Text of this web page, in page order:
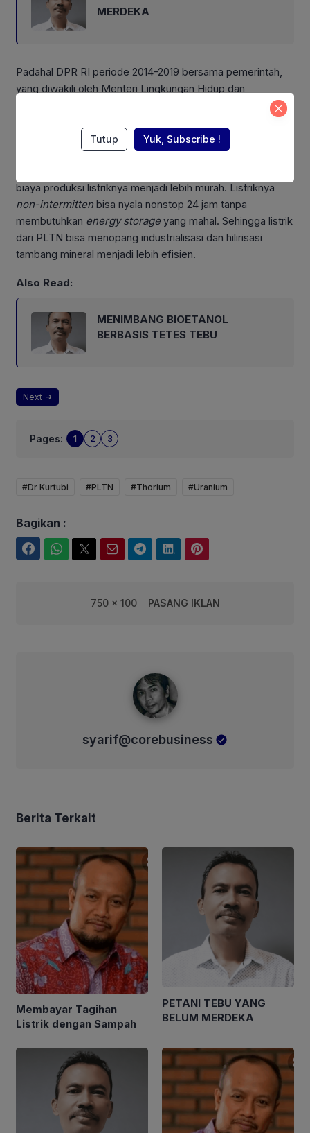
MERDEKA
Padahal DPR RI periode 2014-2019 bersama pemerintah,
yang diwakili oleh Menteri Lingkungan Hidup dan
Kehutanan Siti Nurbaya Bakar, sudah meratifikasi Paris
Agreement on Climate Change menjadi UU No.16 Tahun
biaya produksi listriknya menjadi lebih murah. Listriknya
non-intermitten bisa nyala nonstop 24 jam tanpa
membutuhkan energy storageyang mahal. Sehingga listrik
dari PLTN bisa menopang industrialisasi dan hilirisasi
tambang mineral menjadi lebih efisien.
Also Read:
MENIMBANG BIOETANOL
BERBASIS TETES TEBU
Next
Pages: 1 2 3
#Dr Kurtubi #PLTN #Thorium #Uranium
Bagikan :
750 x 100 PASANG IKLAN
syarif@corebusiness
Berita Terkait
Membayar Tagihan
Listrik dengan Sampah
PETANI TEBU YANG
BELUM MERDEKA
Tutup Yuk, Subscribe !